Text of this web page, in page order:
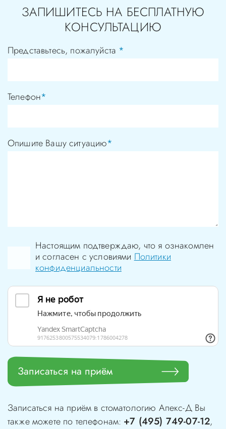
ЗАПИШИТЕСЬ НА БЕСПЛАТНУЮ
КОНСУЛЬТАЦИЮ
Представьтесь, пожалуйста *
Телефон*
Опишите Вашу ситуацию*
Настоящим подтверждаю, что я ознакомлен
и согласен с условиямиПолитики
конфиденциальности
Записаться на приём
Записаться на приём в стоматологию Апекс-ДВы
также можете по телефонам: +7 (495) 749-07-12,